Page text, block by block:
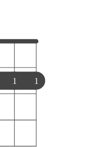
1 1